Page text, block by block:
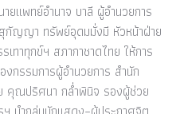
แพทย์อำนาจ บาลี ผู้อำนวยการ
สุกัญญา ทรัพย์อุดมมั่งมี หัวหน้าฝ่าย
ทาทุกข์ฯ สภากาชาดไทย ให้การ
รรมการผู้อำนวยการ สำนัก
คุณปริศนา กล่ำพินิจ รองผู้ช่วย